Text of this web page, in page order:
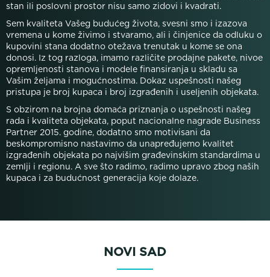
stan ili poslovni prostor nisu samo zidovi i kvadrati.
Sem kvaliteta Vašeg budućeg života, svesni smo i izazova
vremena u kome živimo i stvaramo, ali i činjenice da odluku o
kupovini stana dodatno otežava trenutak u kome se ona
donosi. Iz tog razloga, imamo različite prodajne pakete, nivoe
opremljenosti stanova i modele finansiranja u skladu sa
Vašim željama i mogućnostima. Dokaz uspešnosti našeg
pristupa je broj kupaca i broj izgrađenih i useljenih objekata.
S obzirom na brojna domaća priznanja o uspešnosti našeg
rada i kvaliteta objekata, poput nacionalne nagrade Business
Partner 2015. godine, dodatno smo motivisani da
beskompromisno nastavimo da unapređujemo kvalitet
izgrađenih objekata po najvišim građevinskim standardima u
zemlji i regionu. A sve što radimo, radimo upravo zbog naših
kupaca i za budućnost generacija koje dolaze.
NOVI SAD